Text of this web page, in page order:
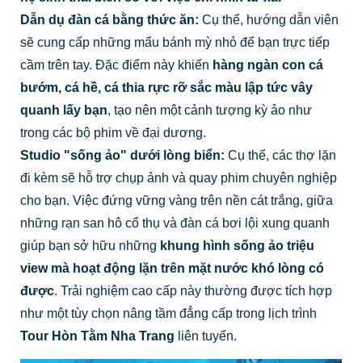
Dẫn dụ đàn cá bằng thức ăn: Cụ thể, hướng dẫn viên
sẽ cung cấp những mẩu bánh mỳ nhỏ để bạn trực tiếp
cầm trên tay. Đặc điểm này khiến hàng ngàn con cá
bướm, cá hề, cá thia rực rỡ sắc màu lập tức vây
quanh lấy bạn, tạo nên một cảnh tượng kỳ ảo như
trong các bộ phim về đại dương.
Studio "sống ảo" dưới lòng biển: Cụ thể, các thợ lặn
đi kèm sẽ hỗ trợ chụp ảnh và quay phim chuyên nghiệp
cho bạn. Việc đứng vững vàng trên nền cát trắng, giữa
những rạn san hô cổ thụ và đàn cá bơi lội xung quanh
giúp bạn sở hữu những khung hình sống ảo triệu
view mà hoạt động lặn trên mặt nước khó lòng có
được. Trải nghiệm cao cấp này thường được tích hợp
như một tùy chọn nâng tầm đẳng cấp trong lịch trình
Tour Hòn Tằm Nha Trang liên tuyến.